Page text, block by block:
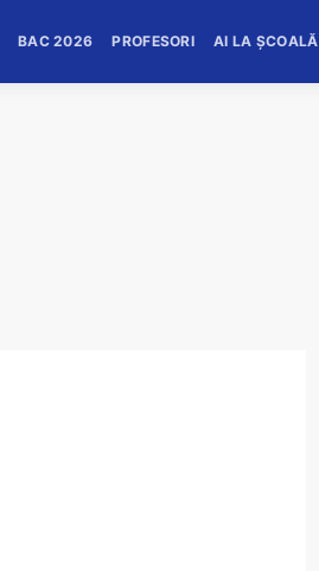
BAC 2026 PROFESORI AI LA ȘCOALĂ